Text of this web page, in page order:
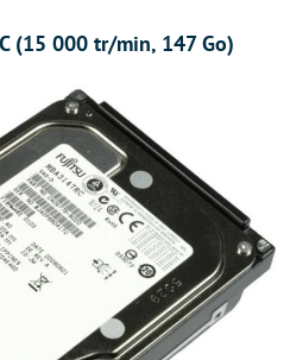
(15 000 tr/min, 147 Go)